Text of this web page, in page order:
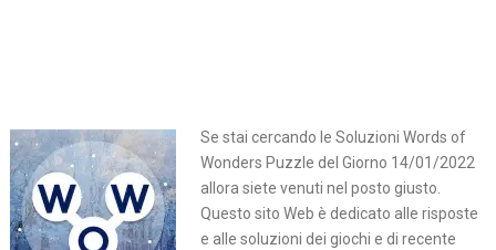
Se stai cercando le Soluzioni Words of
Wonders Puzzle del Giorno 14/01/2022
allora siete venuti nel posto giusto.
Questo sito Web è dedicato alle risposte
e alle soluzioni dei giochi e di recente